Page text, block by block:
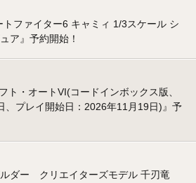
トファイター6 キャミィ 1/3スケール シ
ア』予約開始！
ト・オートVI(コードインボックス版、
、プレイ開始日：2026年11月19日)』予
ルダー クリエイターズモデル 千刃竜